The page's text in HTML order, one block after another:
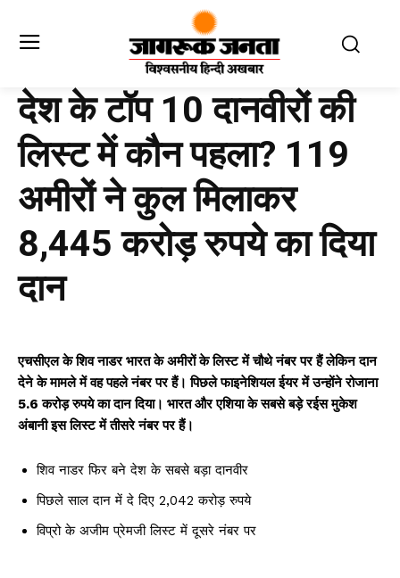
देश के टॉप 10 दानवीरों की
लिस्ट में कौन पहला? 119
अमीरों ने कुल मिलाकर
8,445 करोड़ रुपये का दिया
दान
एचसीएल के शिव नाडर भारत के अमीरों के लिस्ट में चौथे नंबर पर हैं लेकिन दान
देने के मामले में वह पहले नंबर पर हैं। पिछले फाइनेशियल ईयर में उन्होंने रोजाना
5.6 करोड़ रुपये का दान दिया। भारत और एशिया के सबसे बड़े रईस मुकेश
अंबानी इस लिस्ट में तीसरे नंबर पर हैं।
शिव नाडर फिर बने देश के सबसे बड़ा दानवीर
पिछले साल दान में दे दिए 2,042 करोड़ रुपये
विप्रो के अजीम प्रेमजी लिस्ट में दूसरे नंबर पर